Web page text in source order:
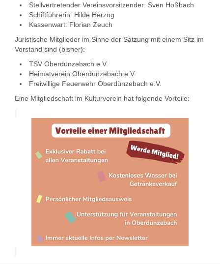
Stellvertretender Vereinsvorsitzender: Sven Hoßbach
Schiftführerin: Hilde Herzog
Kassenwart: Florian Zeuch
Juristische Mitglieder im Sinne der Satzung mit einem Sitz im
Vorstand sind (bisher):
TSV Oberdünzebach e.V.
Heimatverein Oberdünzebach e.V.
Freiwillige Feuerwehr Oberdünzebach e.V.
Eine Mitgliedschaft im Kulturverein hat folgende Vorteile: